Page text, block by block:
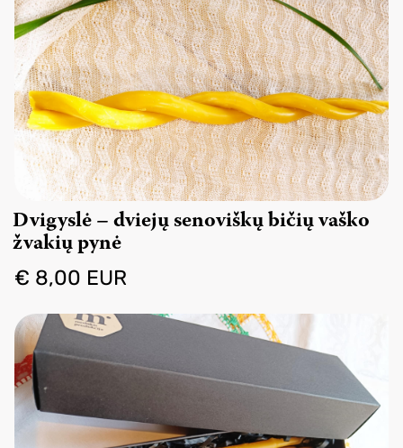
Dvigyslė – dviejų senoviškų bičių vaško
žvakių pynė
€ 8,00 EUR